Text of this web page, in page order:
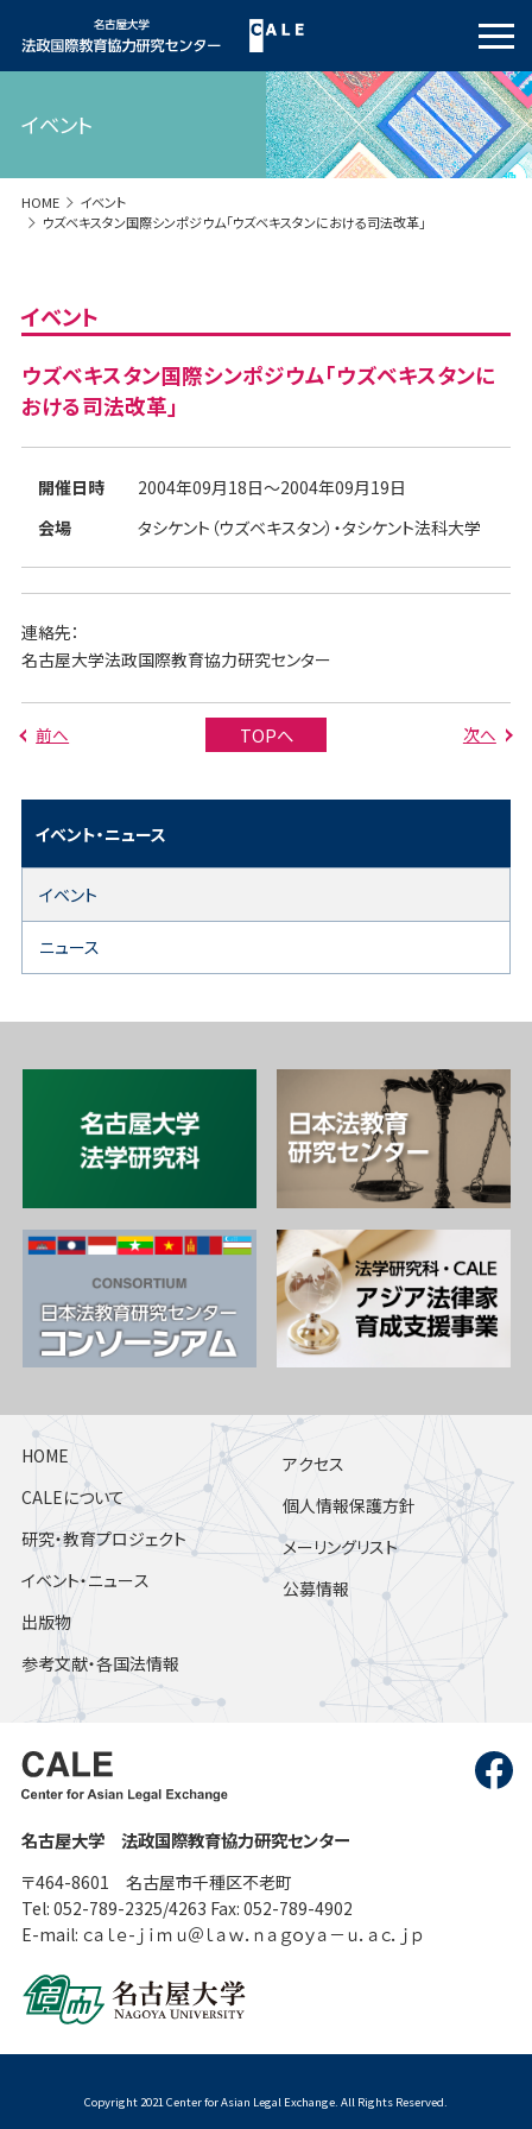
イベント
HOME
イベント
ウズベキスタン国際シンポジウム「ウズベキスタンにおける司法改革」
イベント
ウズベキスタン国際シンポジウム「ウズベキスタンに
おける司法改革」
開催日時
2004年09月18日～2004年09月19日
会場
タシケント（ウズベキスタン）・タシケント法科大学
連絡先：
名古屋大学法政国際教育協力研究センター
前へ TOPへ 次へ
イベント・ニュース
イベント
ニュース
HOME
CALEについて
研究・教育プロジェクト
イベント・ニュース
出版物
参考文献・各国法情報
アクセス
個人情報保護方針
メーリングリスト
公募情報
名古屋大学 法政国際教育協力研究センター
〒464-8601 名古屋市千種区不老町
Tel: 052-789-2325/4263 Fax: 052-789-4902
E-mail: ｃａｌｅ-ｊｉｍｕ＠ｌａｗ．ｎａｇｏｙａ－ｕ．ａｃ．ｊｐ
Copyright 2021 Center for Asian Legal Exchange. All Rights Reserved.